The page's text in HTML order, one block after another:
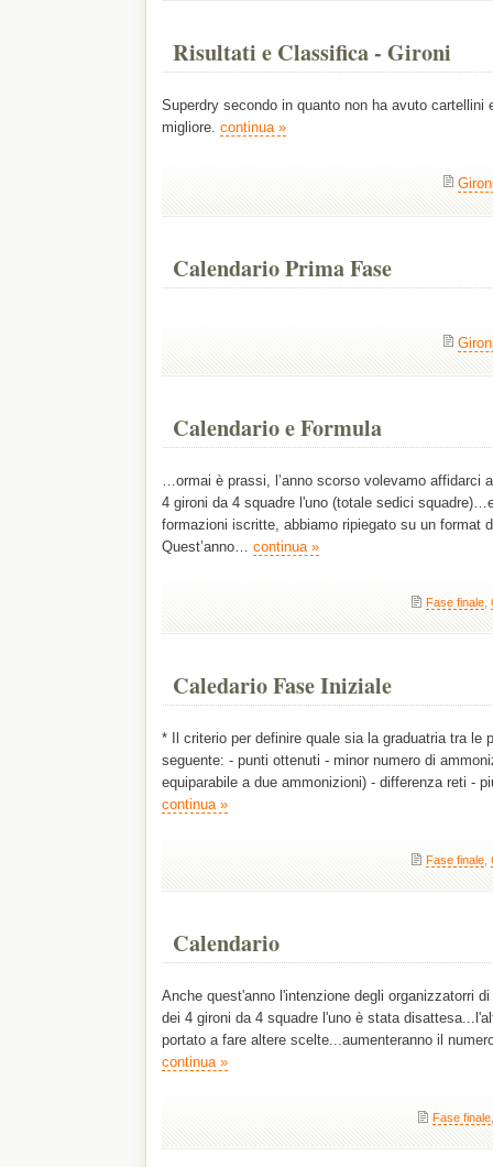
Risultati e Classifica - Gironi
Superdry secondo in quanto non ha avuto cartellini
migliore. continua »
Calendario Prima Fase
Calendario e Formula
…ormai è prassi, l’anno scorso volevamo affidarci
4 gironi da 4 squadre l'uno (totale sedici
formazioni iscritte, abbiamo ripiegato su un format
Quest’anno… continua »
Fase finale ,
Caledario Fase Iniziale
* Il criterio per definire quale sia la graduatria tra le
seguente: - punti ottenuti - minor numero di
equiparabile a due ammonizioni) - differenza reti -
continua »
Fase finale ,
Calendario
Anche quest'anno l'intenzione degli organizzatorri
dei 4 gironi da 4 squadre l'uno è stata
portato a fare altere scelte...aumenteranno il
continua »
Fase finale